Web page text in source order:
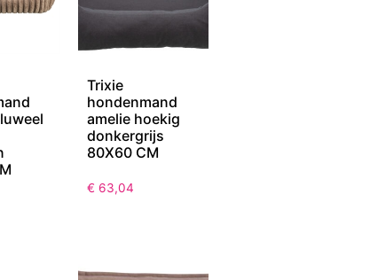
Trixie
hondenmand
amelie hoekig
donkergrijs
80X60 CM
€ 63,04